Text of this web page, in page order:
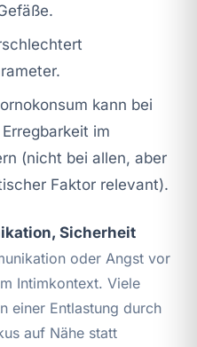
kann bei
im
(nicht bei allen, aber
Faktor relevant).
Sicherheit
oder Angst vor
Intimkontext. Viele
einer Entlastung durch
auf Nähe statt